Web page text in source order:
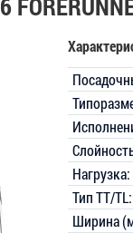
Нагрузка:
Тип TT/TL:
Ширина